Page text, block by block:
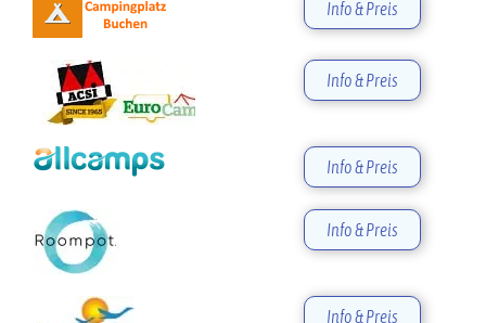
Info & Preis
Info & Preis
Info & Preis
Info & Preis
Info & Preis